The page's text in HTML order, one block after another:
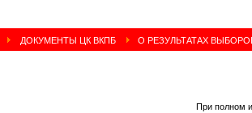
ДОКУМЕНТЫ ЦК ВКПБ О РЕЗУЛЬТАТАХ
При полном